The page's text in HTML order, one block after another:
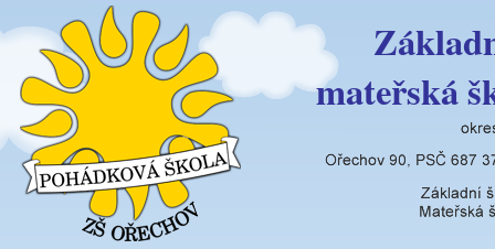
mateřská